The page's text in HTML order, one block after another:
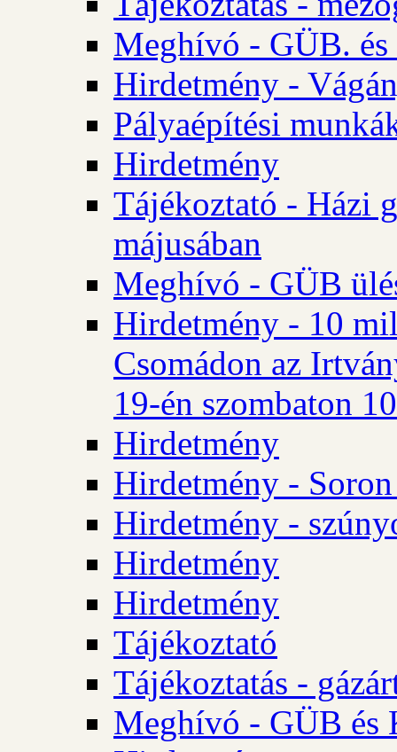
Meghívó - GÜB.
Hirdetmény -
Pályaépítési
Hirdetmény
Tájékoztató - Házi
májusában
Meghívó - GÜB
Hirdetmény - 10
Csomádon az
19-én szombaton
Hirdetmény
Hirdetmény -
Hirdetmény -
Hirdetmény
Hirdetmény
Tájékoztató
Tájékoztatás -
Meghívó - GÜB és